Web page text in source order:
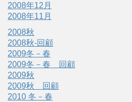
2008年12月
2008年11月
2008秋
2008秋-回顧
2009冬－春
2009冬－春 回顧
2009秋
2009秋 回顧
2010 冬－春